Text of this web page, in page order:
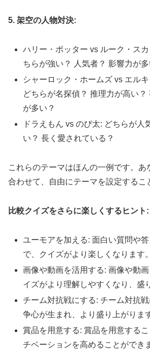
5. 架空の人物対決:
ハリー・ポッター vs ルーク・ス
ちらが強い？ 人気者？ 影響力が多
シャーロック・ホームズ vs エル
どちらが名探偵？ 推理力が高い？
が多い？
ドラえもん vs のび太: どちらが人
い？ 長く愛されている？
これらのテーマはほんの一例です。あ
合わせて、自由にテーマを設定するこ
比較クイズをさらに楽しくするヒント:
ユーモアを加える: 面白い質問や
で、クイズがより楽しくなります。
画像や動画を活用する: 画像や動
イズがより理解しやすくなり、盛
チーム対抗戦にする: チーム対抗
争心が生まれ、より盛り上がりま
賞品を用意する: 賞品を用意する
チベーションを高めることができ